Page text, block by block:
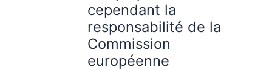
cependant la
responsabilité de la
Commission
européenne